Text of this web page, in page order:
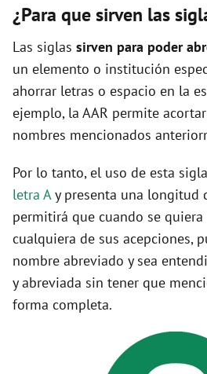
¿Para que sirven las
Las siglas sirven para poder
un elemento o institución
ahorrar letras o espacio en la
ejemplo, la AAR permite
nombres mencionados
Por lo tanto, el uso de esta
letra Ay presenta una longitud
permitirá que cuando se
cualquiera de sus acepciones,
nombre abreviado y sea
y abreviada sin tener que
forma completa.